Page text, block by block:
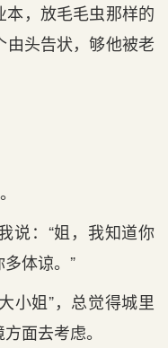
，放毛毛虫那样的
头告状，够他被老
说：“姐，我知道你
体谅。”
小姐”，总觉得城里
面去考虑。